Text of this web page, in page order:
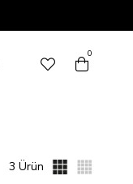
0
3 Ürün